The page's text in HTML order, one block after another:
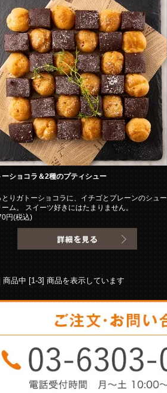
ーショコラ＆2種のプティシュー
とりガトーショコラに、イチゴとプレーンのシュー
ーム。 スイーツ好きにはたまりません。
円(税込)
商品中 [1-3] 商品を表示しています